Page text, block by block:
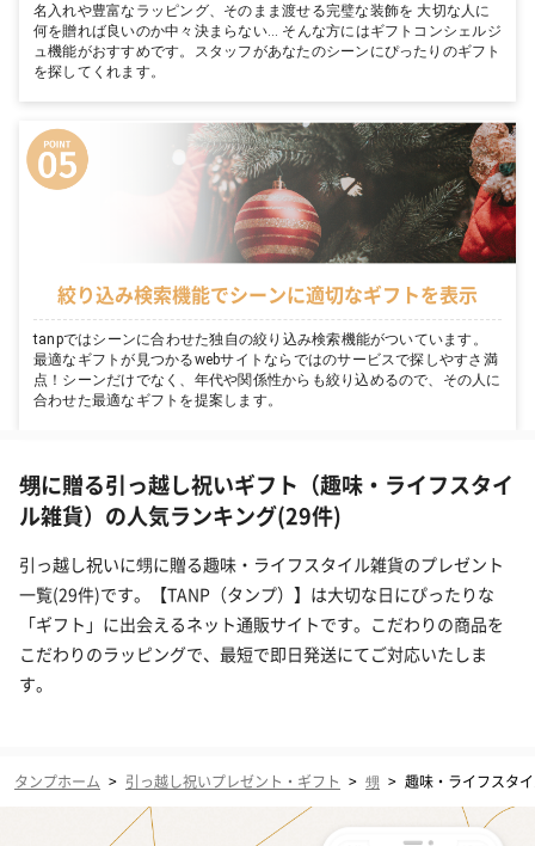
名入れや豊富なラッピング、そのまま渡せる完璧な装飾を 大切な人に
何を贈れば良いのか中々決まらない… そんな方にはギフトコンシェルジ
ュ機能がおすすめです。スタッフがあなたのシーンにぴったりのギフト
を探してくれます。
絞り込み検索機能でシーンに適切なギフトを表示
tanpではシーンに合わせた独自の絞り込み検索機能がついています。
最適なギフトが見つかるwebサイトならではのサービスで探しやすさ満
点！シーンだけでなく、年代や関係性からも絞り込めるので、その人に
合わせた最適なギフトを提案します。
甥に贈る引っ越し祝いギフト（趣味・ライフスタイ
ル雑貨）の人気ランキング(29件)
引っ越し祝いに甥に贈る趣味・ライフスタイル雑貨のプレゼント
一覧(29件)です。【TANP（タンプ）】は大切な日にぴったりな
「ギフト」に出会えるネット通販サイトです。こだわりの商品を
こだわりのラッピングで、最短で即日発送にてご対応いたしま
す。
タンプホーム > 引っ越し祝いプレゼント・ギフト > 甥 > 趣味・ライフスタ